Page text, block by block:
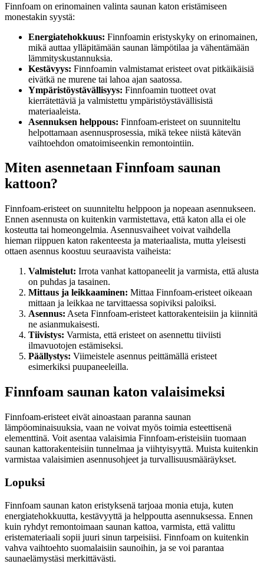
Finnfoam on erinomainen valinta saunan katon eristämiseen
monestakin syystä:
Energiatehokkuus: Finnfoamin eristyskyky on erinomainen,
mikä auttaa ylläpitämään saunan lämpötilaa ja vähentämään
lämmityskustannuksia.
Kestävyys: Finnfoamin valmistamat eristeet ovat pitkäikäisiä
eivätkä ne murene tai lahoa ajan saatossa.
Ympäristöystävällisyys: Finnfoamin tuotteet ovat
kierrätettäviä ja valmistettu ympäristöystävällisistä
materiaaleista.
Asennuksen helppous: Finnfoam-eristeet on suunniteltu
helpottamaan asennusprosessia, mikä tekee niistä kätevän
vaihtoehdon omatoimiseenkin remontointiin.
Miten asennetaan Finnfoam saunan
kattoon?
Finnfoam-eristeet on suunniteltu helppoon ja nopeaan asennukseen.
Ennen asennusta on kuitenkin varmistettava, että katon alla ei ole
kosteutta tai homeongelmia. Asennusvaiheet voivat vaihdella
hieman riippuen katon rakenteesta ja materiaalista, mutta yleisesti
ottaen asennus koostuu seuraavista vaiheista:
Valmistelut: Irrota vanhat kattopaneelit ja varmista, että alusta
on puhdas ja tasainen.
Mittaus ja leikkaaminen: Mittaa Finnfoam-eristeet oikeaan
mittaan ja leikkaa ne tarvittaessa sopiviksi paloiksi.
Asennus: Aseta Finnfoam-eristeet kattorakenteisiin ja kiinnitä
ne asianmukaisesti.
Tiivistys: Varmista, että eristeet on asennettu tiiviisti
ilmavuotojen estämiseksi.
Päällystys: Viimeistele asennus peittämällä eristeet
esimerkiksi puupaneeleilla.
Finnfoam saunan katon valaisimeksi
Finnfoam-eristeet eivät ainoastaan paranna saunan
lämpöominaisuuksia, vaan ne voivat myös toimia esteettisenä
elementtinä. Voit asentaa valaisimia Finnfoam-eristeisiin tuomaan
saunan kattorakenteisiin tunnelmaa ja viihtyisyyttä. Muista kuitenkin
varmistaa valaisimien asennusohjeet ja turvallisuusmääräykset.
Lopuksi
Finnfoam saunan katon eristyksenä tarjoaa monia etuja, kuten
energiatehokkuutta, kestävyyttä ja helppoutta asennuksessa. Ennen
kuin ryhdyt remontoimaan saunan kattoa, varmista, että valittu
eristemateriaali sopii juuri sinun tarpeisiisi. Finnfoam on kuitenkin
vahva vaihtoehto suomalaisiin saunoihin, ja se voi parantaa
saunaelämystäsi merkittävästi.